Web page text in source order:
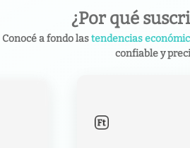
¿Por qué
Conocé a fondo lastendencias
confiable y